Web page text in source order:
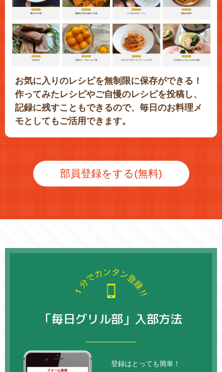
お気に入りのレシピを無制限に保存ができる！
作ってみたレシピやご自慢のレシピを投稿し、
記録に残すこともできるので、毎日のお料理メ
モとしてもご活用できます。
部員登録をする(無料)
「毎日グリル部」入部方法
登録はとっても簡単！